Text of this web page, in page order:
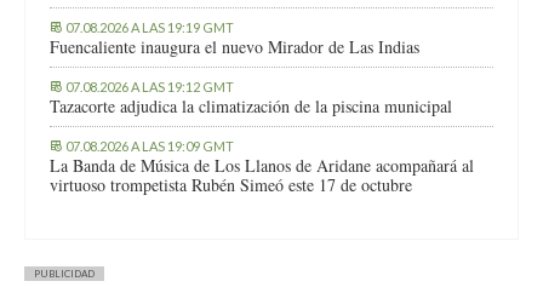
07.08.2026 A LAS 19:19 GMT
Fuencaliente inaugura el nuevo Mirador de Las Indias
07.08.2026 A LAS 19:12 GMT
Tazacorte adjudica la climatización de la piscina municipal
07.08.2026 A LAS 19:09 GMT
La Banda de Música de Los Llanos de Aridane acompañará al
virtuoso trompetista Rubén Simeó este 17 de octubre
PUBLICIDAD